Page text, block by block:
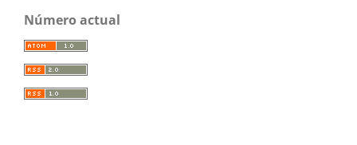
Número actual